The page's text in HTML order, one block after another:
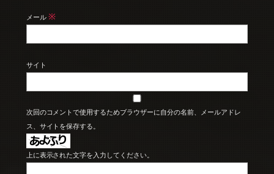
メール ※
サイト
次回のコメントで使用するためブラウザーに自分の名前、メールアドレ
ス、サイトを保存する。
上に表示された文字を入力してください。